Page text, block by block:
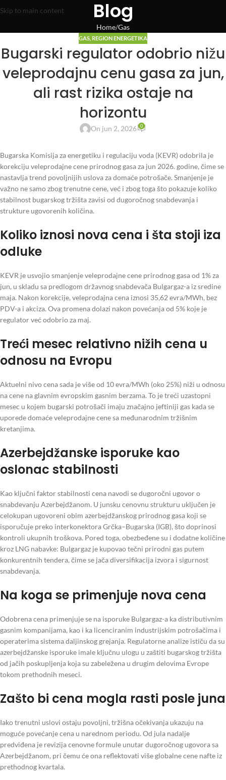
Skip to main content Blog
Home Gas
GAS REGION ENERGETIKA
Bugarski regulator odobrio nižu
veleprodajnu cenu gasa za jun,
ali rast rizika ostaje na
horizontu
On jun 2, 2026 0
Bugarska Komisija za energetiku i regulaciju voda (KEVR) odobrila je
korekciju veleprodajne cene prirodnog gasa za jun 2026. godine, čime se
nastavlja trend povoljnijih uslova za domaće potrošače. Smanjenje je
važno ne samo zbog trenutne cene, već i zbog toga što pokazuje koliko
stabilnost bugarskog tržišta zavisi od dugoročnog snabdevanja i
strukture ugovorenih količina.
Koliko iznosi nova cena i šta stoji iza
odluke
KEVR je usvojio smanjenje veleprodajne cene prirodnog gasa od 1% za
jun, u skladu sa predlogom državnog snabdevača Bulgargaz-a iz sredine
maja. Nakon korekcije, veleprodajna cena iznosi 35,62 evra/MWh, bez
PDV-a i akciza. Ova promena dolazi nakon povećanja od 5% koje je
regulator već odobrio za maj.
Treći mesec relativno nižih cena u
odnosu na Evropu
Aktuelni nivo cena sada je više od 10 evra/MWh (oko 25%) niži u odnosu
na cene na glavnim evropskim gasnim berzama. To je treći uzastopni
mesec u kojem bugarski potrošači imaju značajno jeftiniji gas kada se
uporede domaće veleprodajne cene sa međunarodnim tržišnim
kretanjima.
Azerbejdžanske isporuke kao
oslonac stabilnosti
Kao ključni faktor stabilnosti cena navodi se dugoročni ugovor o
snabdevanju Azerbejdžanom. U junsku cenovnu strukturu uključen je
celokupan ugovoreni obim azerbejdžanskog prirodnog gasa koji se
isporučuje preko interkonektora Grčka–Bugarska (IGB), što doprinosi
kontroli ukupnih troškova. Pored toga, obezbeđene su i dodatne količine
kroz LNG nabavke: Bulgargaz je kupovao tečni prirodni gas putem
konkurentnih tendera, čime se jača diversifikacija izvora i sigurnost
snabdevanja.
Na koga se primenjuje nova cena
Odobrena cena primenjuje se na isporuke Bulgargaz-a ka distributivnim
gasnim kompanijama, kao i ka licenciranim industrijskim potrošačima i
operaterima sistema daljinskog grejanja. Regulatorne analize ističu da su
azerbejdžanske isporuke imale ključnu ulogu u zaštiti bugarskog tržišta
od jačih poskupljenja koja su zabeležena u drugim delovima Evrope
tokom prethodnih meseci.
Zašto bi cena mogla rasti posle juna
Iako trenutni uslovi ostaju povoljni, tržišna očekivanja ukazuju na
moguće povećanje cena u narednom periodu. Od jula nadalje
predviđena je revizija cenovne formule unutar dugoročnog ugovora sa
Azerbejdžanom, pri čemu će ona reflektovati više globalne cene nafte iz
prethodnog kvartala.